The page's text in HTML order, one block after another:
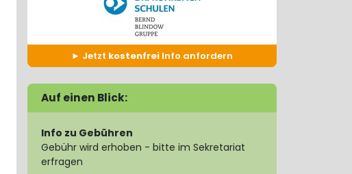
Jetzt kostenfrei Info anfordern
Auf einen Blick:
Info zu Gebühren
Gebühr wird erhoben - bitte im Sekretariat
erfragen